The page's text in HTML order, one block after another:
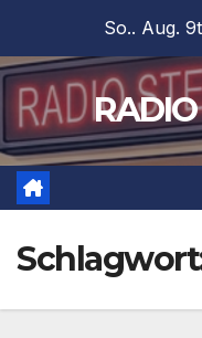
springen
So.. Aug.